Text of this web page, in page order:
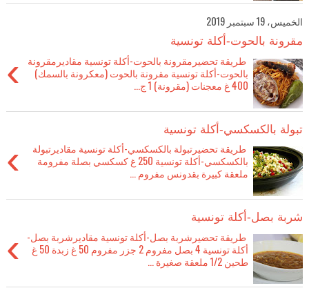
الخميس، 19 سبتمبر 2019
مقرونة بالحوت-أكلة تونسية
›
طريقة تحضيرمقرونة بالحوت-أكلة تونسية مقاديرمقرونة
بالحوت-أكلة تونسية مقرونة بالحوت (معكرونة بالسمك)
400 غ معجنات (مقرونة) 1 ج...
تبولة بالكسكسي-أكلة تونسية
›
طريقة تحضيرتبولة بالكسكسي-أكلة تونسية مقاديرتبولة
بالكسكسي-أكلة تونسية 250 غ كسكسي بصلة مفرومة
ملعقة كبيرة بقدونس مفروم ...
شربة بصل-أكلة تونسية
›
طريقة تحضيرشربة بصل-أكلة تونسية مقاديرشربة بصل-
أكلة تونسية 4 بصل مفروم 2 جزر مفروم 50 غ زبدة 50 غ
طحين 1/2 ملعقة صغيرة ...